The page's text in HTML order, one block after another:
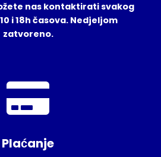
nas kontaktirati svakog
i 18h časova. Nedjeljom
zatvoreno.
Plaćanje